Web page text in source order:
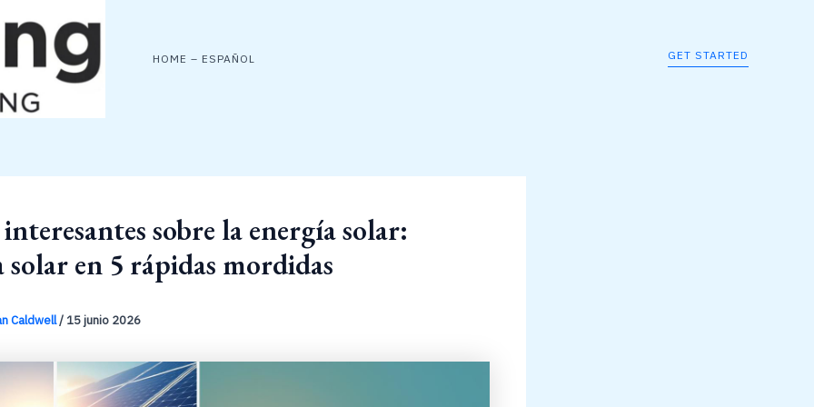
HOME – ESPAÑOL GET STARTED
sobre la energía solar:
solar en 5 rápidas mordidas
Caldwell/ 15 junio 2026